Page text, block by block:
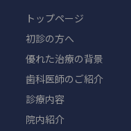
トップページ
初診の方へ
優れた治療の背景
歯科医師のご紹介
診療内容
院内紹介